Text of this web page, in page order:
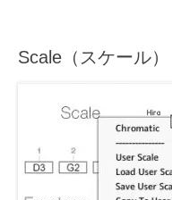
Scale（スケール）